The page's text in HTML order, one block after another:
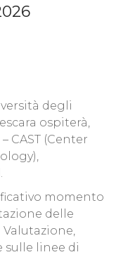
degli
ospiterà,
CAST (Center
.
momento
delle
sulle linee di